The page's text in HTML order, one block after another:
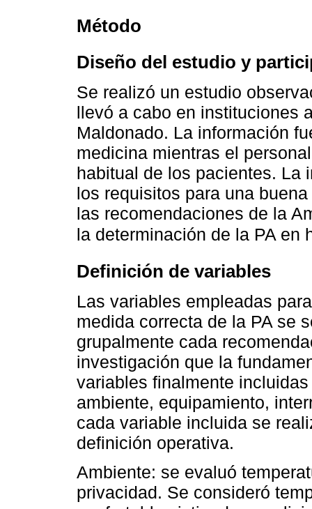
Método
Diseño del estudio y
Se realizó un estudio
llevó a cabo en instituciones
Maldonado. La información
medicina mientras el
habitual de los pacientes. La
los requisitos para una
las recomendaciones de la
la determinación de la PA en
Definición de variables
Las variables empleadas
medida correcta de la PA se
grupalmente cada
investigación que la
variables finalmente
ambiente, equipamiento,
cada variable incluida se
definición operativa.
Ambiente: se evaluó
privacidad. Se consideró